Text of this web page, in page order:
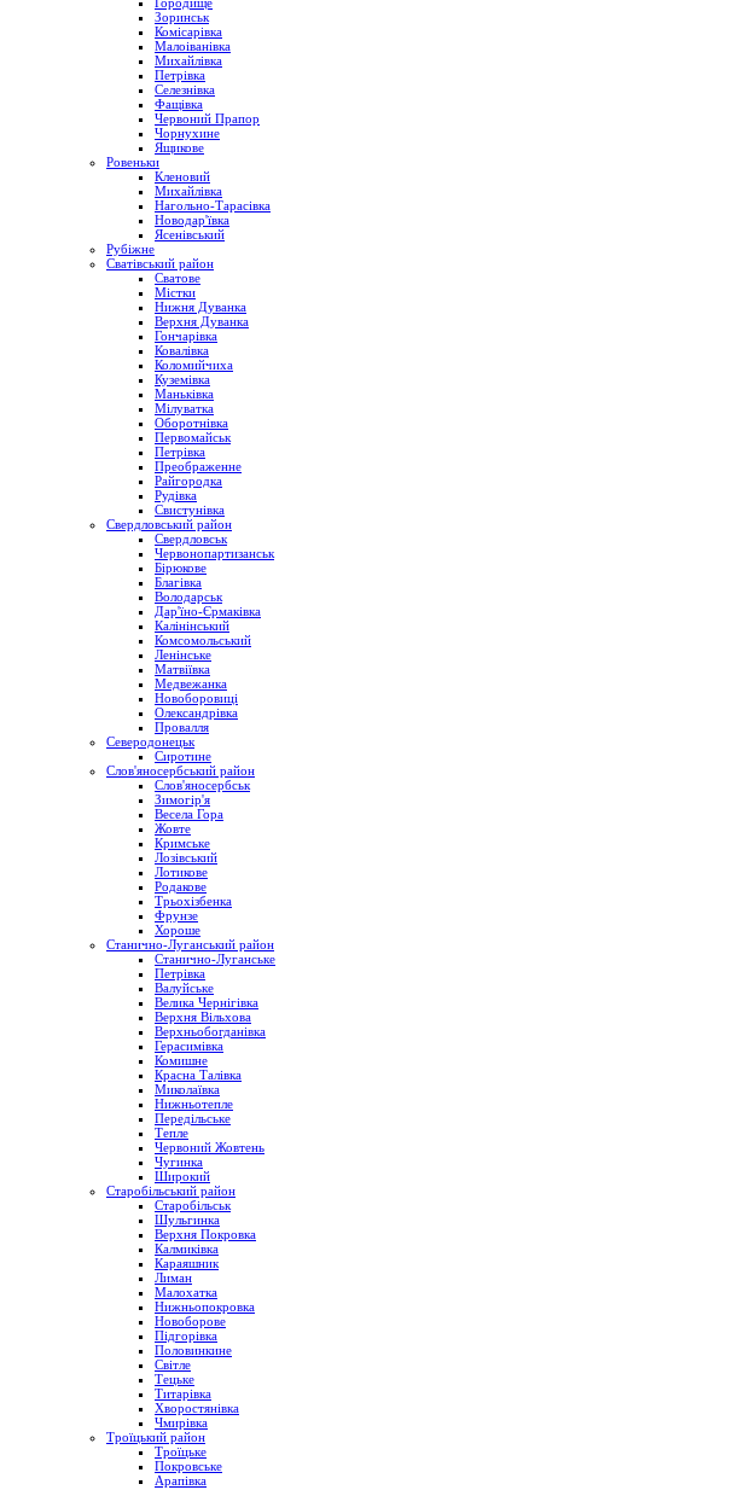
Городище
Зоринськ
Комісарівка
Малоіванівка
Михайлівка
Петрівка
Селезнівка
Фащівка
Червоний Прапор
Чорнухине
Ящикове
Ровеньки
Кленовий
Михайлівка
Нагольно-Тарасівка
Новодар'ївка
Ясенівський
Рубіжне
Сватівський район
Сватове
Містки
Нижня Дуванка
Верхня Дуванка
Гончарівка
Ковалівка
Коломийчиха
Куземівка
Маньківка
Мілуватка
Оборотнівка
Первомайськ
Петрівка
Преображенне
Райгородка
Рудівка
Свистунівка
Свердловський район
Свердловськ
Червонопартизанськ
Бірюкове
Благівка
Володарськ
Дар'їно-Єрмаківка
Калінінський
Комсомольський
Ленінське
Матвіївка
Медвежанка
Новоборовиці
Олександрівка
Провалля
Северодонецьк
Сиротине
Слов'яносербський район
Слов'яносербськ
Зимогір'я
Весела Гора
Жовте
Кримське
Лозівський
Лотикове
Родакове
Трьохізбенка
Фрунзе
Хороше
Станично-Луганський район
Станично-Луганське
Петрівка
Валуйське
Велика Чернігівка
Верхня Вільхова
Верхньобогданівка
Герасимівка
Комишне
Красна Талівка
Миколаївка
Нижньотепле
Передільське
Тепле
Червоний Жовтень
Чугинка
Широкий
Старобільський район
Старобільськ
Шульгинка
Верхня Покровка
Калмиківка
Караяшник
Лиман
Малохатка
Нижньопокровка
Новоборове
Підгорівка
Половинкине
Світле
Тецьке
Титарівка
Хворостянівка
Чмирівка
Троїцький район
Троїцьке
Покровське
Арапівка